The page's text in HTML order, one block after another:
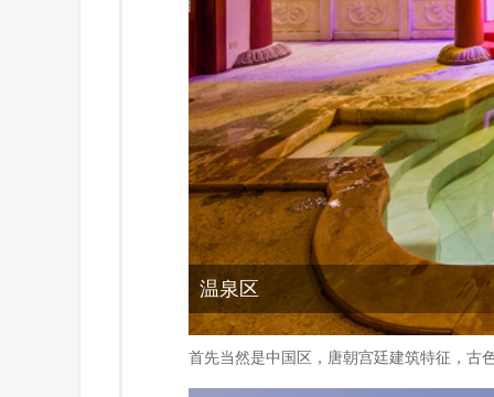
温泉区
首先当然是中国区，唐朝宫廷建筑特征，古